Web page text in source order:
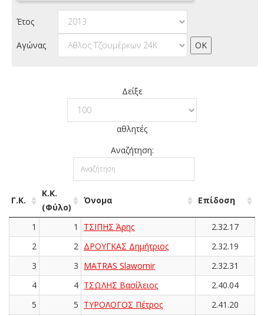
Έτος
Αγώνας
Δείξε
αθλητές
Αναζήτηση:
Γ.Κ.
Κ.Κ.
(Φύλο)
Όνομα Επίδοση
1 1 ΤΣΙΠΗΣ Άρης
2.32.17
2
2 ΔΡΟΥΓΚΑΣ Δημήτριος
2.32.19
3
3 MATRAS Slawomir
2.32.31
4
4 ΤΣΩΛΗΣ Βασίλειος
2.40.04
5
5 ΤΥΡΟΛΟΓΟΣ Πέτρος
2.41.20